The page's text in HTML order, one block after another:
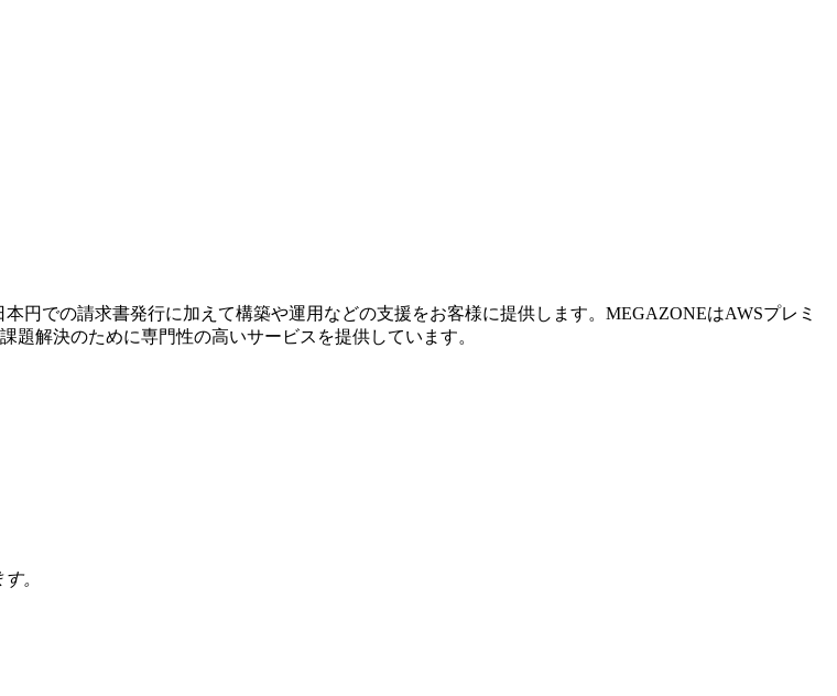
円での請求書発行に加えて構築や運用などの支援をお客様に提供します。MEGAZONEはAWSプレミ
解決のために専門性の高いサービスを提供しています。
。